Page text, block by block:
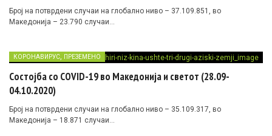
Број на потврдени случаи на глобално ниво – 37.109.851, во
Македонија – 23.790 случаи…
КОРОНАВИРУС, ПРЕЗЕМЕНО
Состојба со COVID-19 во Македонија и светот (28.09-
04.10.2020)
Број на потврдени случаи на глобално ниво – 35.109.317, во
Македонија – 18.871 случаи…